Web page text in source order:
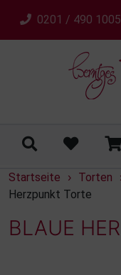
0201 / 490 1005
Startseite › Torten
Herzpunkt Torte
BLAUE